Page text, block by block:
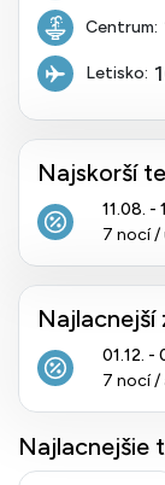
Centrum:
Letisko:
Najskorší
11.08. -
7 nocí /
Najlacnejší
01.12. -
7 nocí /
Najlacnejšie